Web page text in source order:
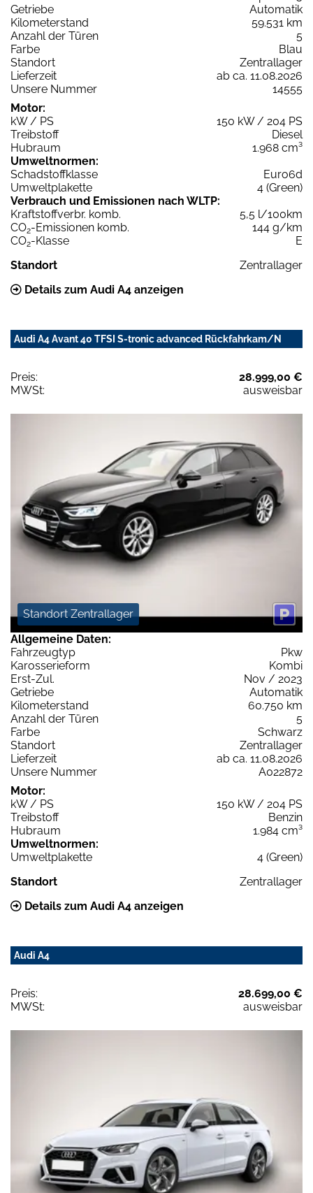
Getriebe
Automatik
Kilometerstand
59.531 km
Anzahl der Türen
5
Farbe
Blau
Standort
Zentrallager
Lieferzeit
ab ca. 11.08.2026
Unsere Nummer
14555
Motor:
kW / PS
150 kW / 204 PS
Treibstoff
Diesel
Hubraum
1.968 cm³
Umweltnormen:
Schadstoffklasse
Euro6d
Umweltplakette
4 (Green)
Verbrauch und Emissionen nach WLTP:
Kraftstoffverbr. komb.
5,5 l/100km
CO2-Emissionen komb.
144 g/km
CO2-Klasse
E
Standort
Zentrallager
Details zum Audi A4 anzeigen
Audi A4 Avant 40 TFSI S-tronic advanced Rückfahrkam/N
Preis:
28.999,00 €
MWSt:
ausweisbar
Standort Zentrallager
Allgemeine Daten:
Fahrzeugtyp
Pkw
Karosserieform
Kombi
Erst-Zul.
Nov / 2023
Getriebe
Automatik
Kilometerstand
60.750 km
Anzahl der Türen
5
Farbe
Schwarz
Standort
Zentrallager
Lieferzeit
ab ca. 11.08.2026
Unsere Nummer
A022872
Motor:
kW / PS
150 kW / 204 PS
Treibstoff
Benzin
Hubraum
1.984 cm³
Umweltnormen:
Umweltplakette
4 (Green)
Standort
Zentrallager
Details zum Audi A4 anzeigen
Audi A4
Preis:
28.699,00 €
MWSt:
ausweisbar